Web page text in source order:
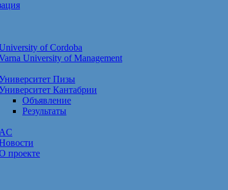
of Cordoba
University of Management
Пизы
Кантабрии
Объявление
Результаты
проекте